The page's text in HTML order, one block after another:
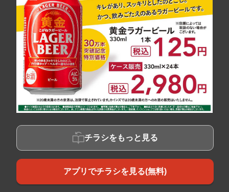
チラシをもっと見る
アプリでチラシを見る(無料)